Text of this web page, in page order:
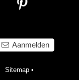
Aanmelden
Sitemap •